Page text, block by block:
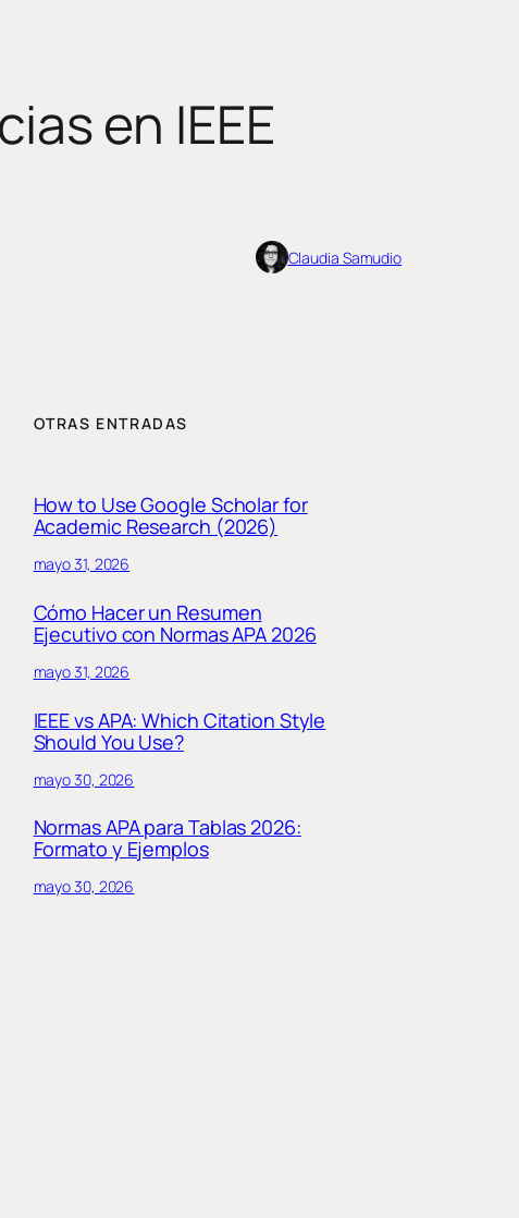
en IEEE
Claudia Samudio
OTRAS ENTRADAS
How to Use Google Scholar for
Academic Research (2026)
mayo 31, 2026
Cómo Hacer un Resumen
Ejecutivo con Normas APA 2026
mayo 31, 2026
IEEE vs APA: Which Citation Style
Should You Use?
mayo 30, 2026
Normas APA para Tablas 2026:
Formato y Ejemplos
mayo 30, 2026